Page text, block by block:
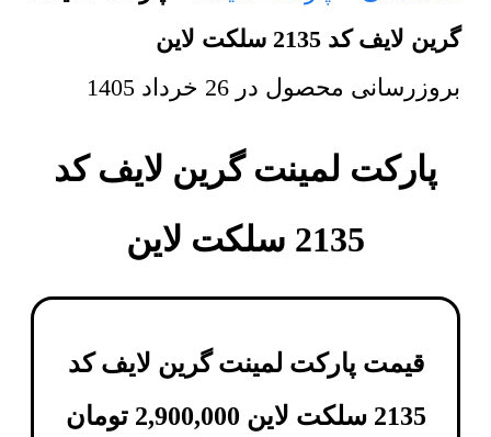
گرین لایف کد 2135 سلکت لاین
بروزرسانی محصول در 26 خرداد 1405
پارکت لمینت گرین لایف کد
2135 سلکت لاین
قیمت پارکت لمینت گرین لایف کد
2135 سلکت لاین
2,900,000 تومان